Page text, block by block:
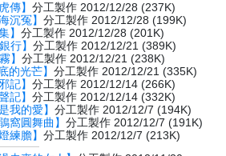
虎傳】分工製作 2012/12/28 (237K)
海沉冤】分工製作 2012/12/28 (199K)
】分工製作 2012/12/28 (201K)
銀行】分工製作 2012/12/21 (389K)
霧】分工製作 2012/12/21 (238K)
底的光芒】分工製作 2012/12/21 (335K)
邪記】分工製作 2012/12/14 (266K)
聲記】分工製作 2012/12/14 (332K)
是我的愛】分工製作 2012/12/7 (194K)
鵑窩圓舞曲】分工製作 2012/12/7 (191K)
燈練膽】分工製作 2012/12/7 (213K)